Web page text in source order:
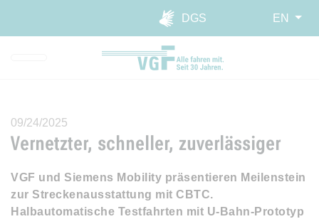
Skip to main navigation
Skip to main content
Report website barrier
DGS
EN
09/24/2025
Vernetzter, schneller, zuverlässiger
VGF und Siemens Mobility präsentieren Meilenstein
zur Streckenausstattung mit CBTC.
Halbautomatische Testfahrten mit U-Bahn-Prototyp